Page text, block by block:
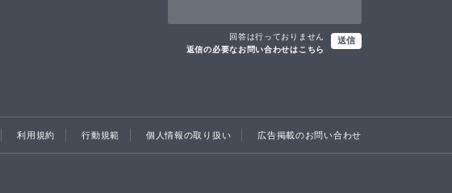
回答は行っておりません
返信の必要なお問い合わせはこちら
送信
利用規約 行動規範 個人情報の取り扱い 広告掲載のお問い合わせ